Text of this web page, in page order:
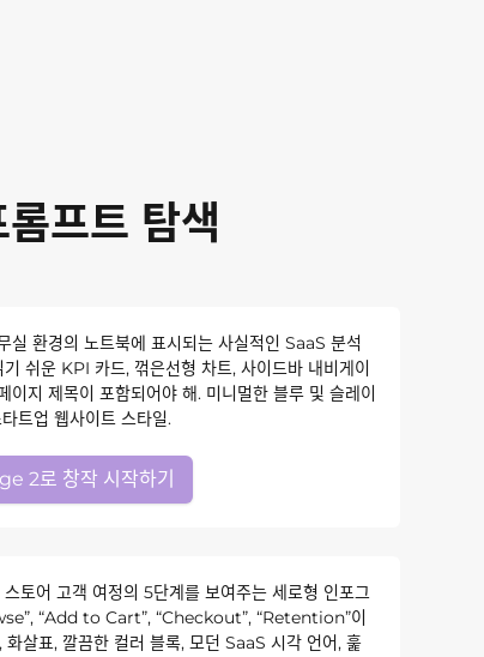
프트 탐색
환경의 노트북에 표시되는 사실적인 SaaS 분석
쉬운 KPI 카드, 꺾은선형 차트, 사이드바 내비게이
지 제목이 포함되어야 해. 미니멀한 블루 및 슬레이
트업 웹사이트 스타일.
2로 창작 시작하기
어 고객 여정의 5단계를 보여주는 세로형 인포그
“Add to Cart”, “Checkout”, “Retention”이
살표, 깔끔한 컬러 블록, 모던 SaaS 시각 언어, 훑